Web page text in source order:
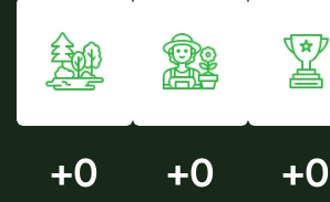
+0 +0 +0